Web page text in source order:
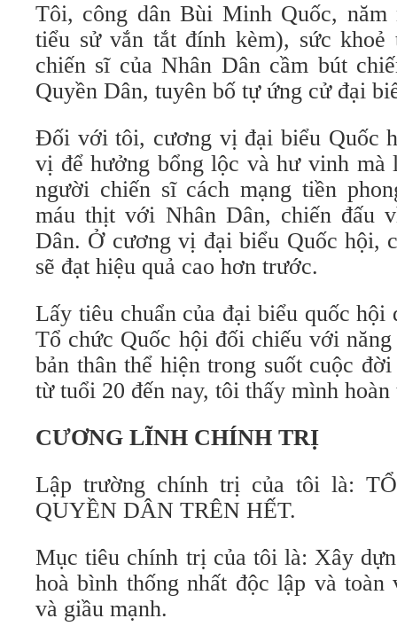
Tôi, công dân Bùi Minh Quốc,
tiểu sử vắn tắt đính kèm), sức
chiến sĩ của Nhân Dân cầm bút
Quyền Dân, tuyên bố tự ứng cử đại
Đối với tôi, cương vị đại biểu Quốc
vị để hưởng bổng lộc và hư vinh mà
người chiến sĩ cách mạng tiền
máu thịt với Nhân Dân, chiến đấu
Dân. Ở cương vị đại biểu Quốc hội,
sẽ đạt hiệu quả cao hơn trước.
Lấy tiêu chuẩn của đại biểu quốc
Tổ chức Quốc hội đối chiếu với
bản thân thể hiện trong suốt cuộc
từ tuổi 20 đến nay, tôi thấy mình
CƯƠNG LĨNH CHÍNH TRỊ
Lập trường chính trị của tôi là:
QUYỀN DÂN TRÊN HẾT.
Mục tiêu chính trị của tôi là: Xây
hoà bình thống nhất độc lập và toàn
và giầu mạnh.